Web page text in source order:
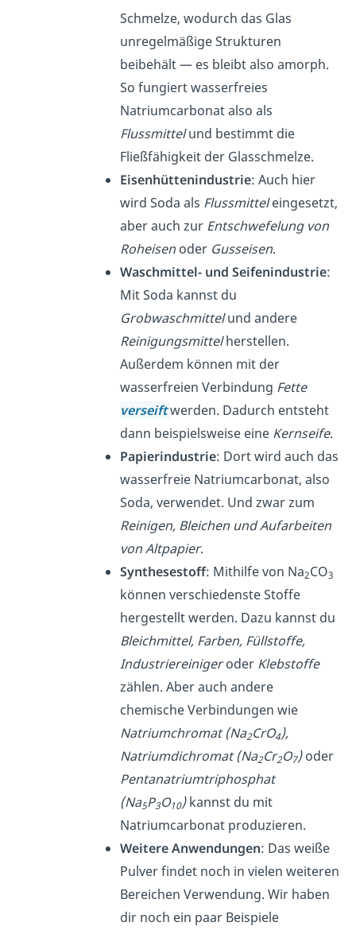
Schmelze, wodurch das Glas
unregelmäßige Strukturen
beibehält — es bleibt also amorph.
So fungiert wasserfreies
Natriumcarbonat also als
Flussmittelund bestimmt die
Fließfähigkeit der Glasschmelze.
Eisenhüttenindustrie: Auch hier
wird Soda als Flussmitteleingesetzt,
aber auch zur Entschwefelung von
Roheisenoder Gusseisen.
Waschmittel- und Seifenindustrie:
Mit Soda kannst du
Grobwaschmittelund andere
Reinigungsmittelherstellen.
Außerdem können mit der
wasserfreien Verbindung Fette
verseiftwerden. Dadurch entsteht
dann beispielsweise eine Kernseife.
Papierindustrie: Dort wird auch das
wasserfreie Natriumcarbonat, also
Soda, verwendet. Und zwar zum
Reinigen, Bleichen und Aufarbeiten
von Altpapier.
Synthesestoff: Mithilfe von Na2CO3
können verschiedenste Stoffe
hergestellt werden. Dazu kannst du
Bleichmittel, Farben, Füllstoffe,
IndustriereinigeroderKlebstoffe
zählen. Aber auch andere
chemische Verbindungen wie
Natriumchromat (Na2CrO4),
Natriumdichromat (Na2Cr2O7)oder
Pentanatriumtriphosphat
(Na5P3O10)kannst du mit
Natriumcarbonat produzieren.
Weitere Anwendungen: Das weiße
Pulver findet noch in vielen weiteren
Bereichen Verwendung. Wir haben
dir noch ein paar Beispiele